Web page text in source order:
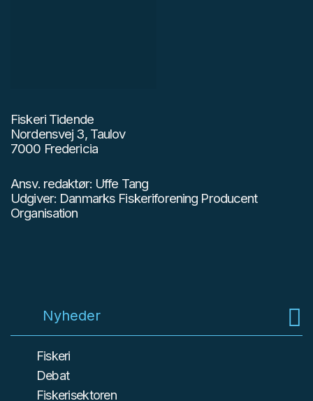
Fiskeri Tidende
Nordensvej 3, Taulov
7000 Fredericia
Ansv. redaktør: Uffe Tang
Udgiver: Danmarks Fiskeriforening Producent
Organisation
Nyheder
Fiskeri
Debat
Fiskerisektoren